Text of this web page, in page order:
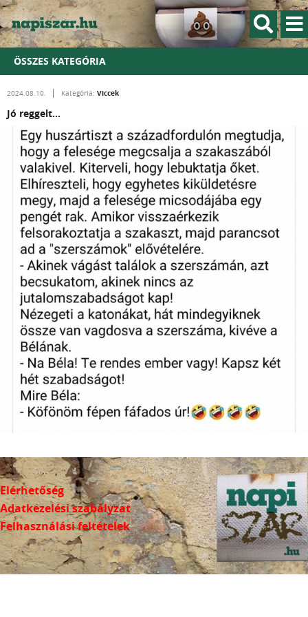
ÖSSZES KATEGÓRIA
2024.08.10. Kategória: Viccek
Jó reggelt...
Elérhetőség
Adatkezelési szabályzat
Felhasználási feltételek